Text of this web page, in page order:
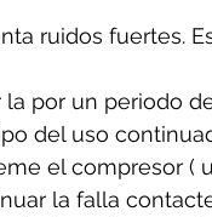
ruidos fuertes.
por un periodo
del uso
el compresor (
la falla